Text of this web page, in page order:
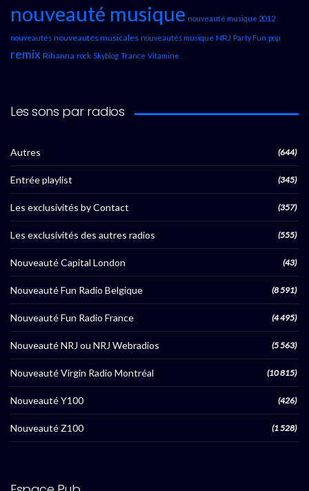
nouveauté musique nouveauté musique 2012
nouveautés nouveautés musicales nouveautés musique NRJ Party Fun pop
remix Rihanna rock Skyblog Trance Vitamine
Les sons par radios
Autres (644)
Entrée playlist (345)
Les exclusivités by Contact (357)
Les exclusivités des autres radios (555)
Nouveauté Capital London (43)
Nouveauté Fun Radio Belgique (8 591)
Nouveauté Fun Radio France (4 495)
Nouveauté NRJ ou NRJ Webradios (5 563)
Nouveauté Virgin Radio Montréal (10 815)
Nouveauté Y100 (426)
Nouveauté Z100 (1 528)